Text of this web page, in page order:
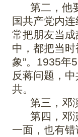
第二，他要
国共产党内
常把朋友当
中，都把当时
象”。1935年
反蒋问题，
共。
第三，邓演
第四，邓演
一面，也有